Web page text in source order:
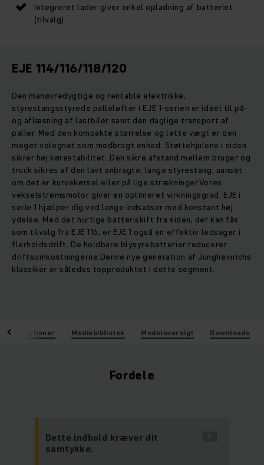
Integreret lader giver enkel opladning af batteriet
(tilvalg)
EJE 114/116/118/120
Den manøvredygtige og rentable elektriske,
styrestangsstyrede palleløfter i EJE 1-serien er ideel til på-
og aflæsning af lastbiler samt den daglige transport af
paller. Med den kompakte størrelse og lette vægt er den
meget velegnet som medbragt enhed. Støttehjulene i siden
sikrer høj kørestabilitet. Den sikre afstand mellem bruger og
truck sikres af den lavt anbragte, lange styrestang, uanset
om det er kurvekørsel eller på lige strækninger.Vores
vekselstrømsmotor giver en optimeret virkningsgrad. EJE i
serie 1 hjælper dig ved lange indsatser med konstant høj
ydelse. Med det hurtige batteriskift fra siden, der kan fås
som tilvalg fra EJE 116, er EJE 1 også en effektiv ledsager i
flerholdsdrift. De holdbare blysyrebatterier reducerer
driftsomkostningerne.Denne nye generation af Jungheinrichs
klassiker er således topproduktet i dette segment.
Funktioner Mediebibliotek Modeloversigt Downloads
Fordele
Dette indhold kræver dit
samtykke.